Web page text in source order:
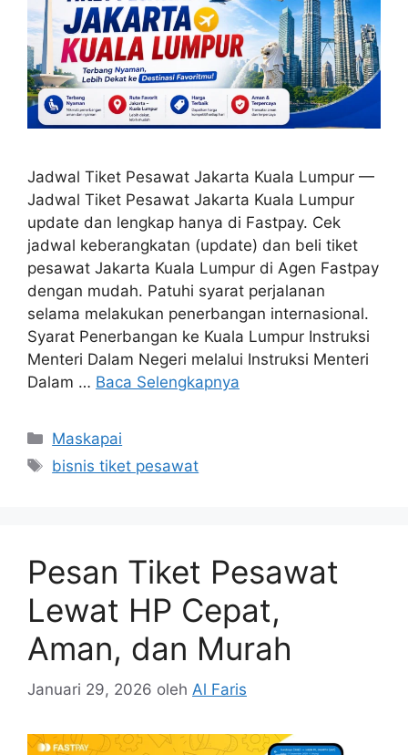
Jadwal Tiket Pesawat Jakarta Kuala Lumpur —
Jadwal Tiket Pesawat Jakarta Kuala Lumpur
update dan lengkap hanya di Fastpay. Cek
jadwal keberangkatan (update) dan beli tiket
pesawat Jakarta Kuala Lumpur di Agen Fastpay
dengan mudah. Patuhi syarat perjalanan
selama melakukan penerbangan internasional.
Syarat Penerbangan ke Kuala Lumpur Instruksi
Menteri Dalam Negeri melalui Instruksi Menteri
Dalam … Baca Selengkapnya
Maskapai
bisnis tiket pesawat
Pesan Tiket Pesawat
Lewat HP Cepat,
Aman, dan Murah
Januari 29, 2026 oleh Al Faris